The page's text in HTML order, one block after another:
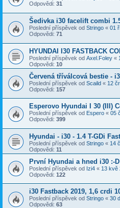
Odpovědi: 31
Šedivka i30 facelift combi
Poslední příspěvek od Stringo « 01
Odpovědi: 71
HYUNDAI I30 FASTBACK
Poslední příspěvek od Axel.Foley «
Odpovědi: 10
Červená tříválcová bestie -
Poslední příspěvek od Scaild « 12
Odpovědi: 157
Esperovo Hyundai I 30 (III)
Poslední příspěvek od Espero « 05
Odpovědi: 399
Hyundai - i30 - 1.4 T-GDi
Poslední příspěvek od Stringo « 14
Odpovědi: 11
První Hyundai a hned i30 :-D
Poslední příspěvek od Izi4 « 13 kvě
Odpovědi: 122
i30 Fastback 2019, 1,6 crdi
Poslední příspěvek od Stringo « 30
Odpovědi: 63